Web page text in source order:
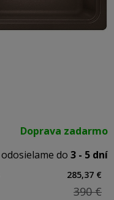
Doprava zadarmo
odosielame do 3 - 5 dní
285,37 €
390 €